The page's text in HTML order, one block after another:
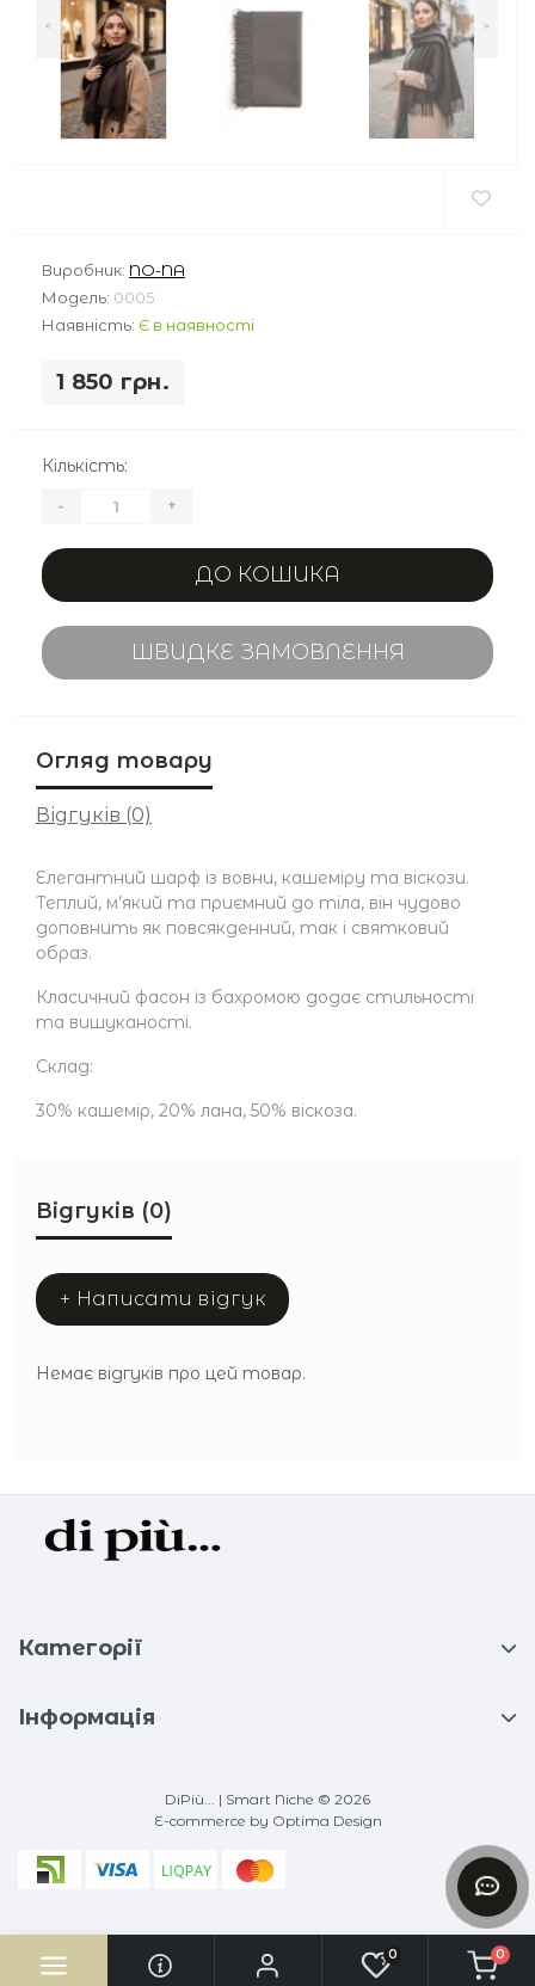
0 0
< >
Виробник: NO-NA
Модель: 0005
Наявність: Є в наявності
1 850 грн.
Кількість:
- +
ДО КОШИКА
ШВИДКЕ ЗАМОВЛЕННЯ
Огляд товару
Відгуків (0)
Елегантний шарф із вовни, кашеміру та віскози.
Теплий, м’який та приємний до тіла, він чудово
доповнить як повсякденний, так і святковий
образ.
Класичний фасон із бахромою додає стильності
та вишуканості.
Склад:
30% кашемір, 20% лана, 50% віскоза.
Відгуків (0)
+ Написати відгук
Немає відгуків про цей товар.
Категорії
Інформація
DiPiù... | Smart Niche © 2026
E-commerce by Optima Design